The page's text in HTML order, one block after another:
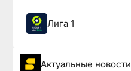
Лига 1
Актуальные новости